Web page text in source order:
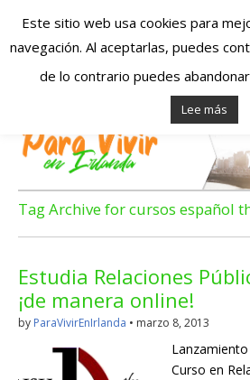
Españoles
Irlanda –
Irlanda –
en Irlanda
Irlanda
Blog dedicado a los que viven,
Irlanda!
Tag Archive for cursos español
Estudia Relaciones
¡de manera online!
by ParaVivirEnIrlanda • marzo 8, 2013
Curso en
Este sitio web usa cookies para
navegación. Al aceptarlas, puedes
de lo contrario puedes
Lee más